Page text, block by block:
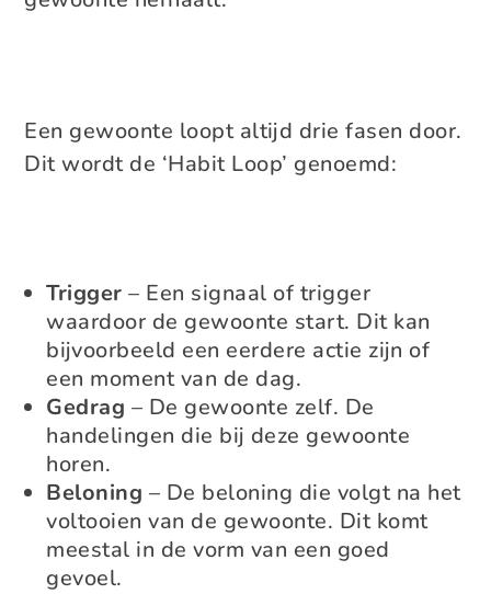
Een gewoonte loopt altijd drie fasen door.
Dit wordt de ‘Habit Loop’ genoemd:
Trigger – Een signaal of trigger
waardoor de gewoonte start. Dit kan
bijvoorbeeld een eerdere actie zijn of
een moment van de dag.
Gedrag – De gewoonte zelf. De
handelingen die bij deze gewoonte
horen.
Beloning – De beloning die volgt na het
voltooien van de gewoonte. Dit komt
meestal in de vorm van een goed
gevoel.